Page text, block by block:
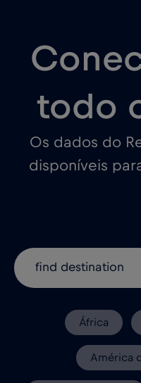
todo
Os dados do
disponíveis
África
América